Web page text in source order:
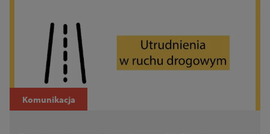
Komunikacja